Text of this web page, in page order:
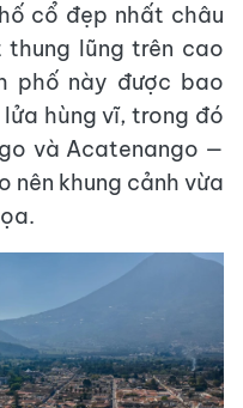
cổ đẹp nhất châu
thung lũng trên cao
phố này được bao
hùng vĩ, trong đó
và Acatenango —
nên khung cảnh vừa